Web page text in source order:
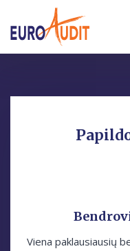
Viena paklausiausių